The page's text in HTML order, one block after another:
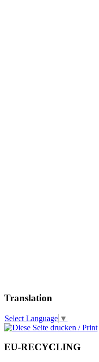
Translation
Select Language ▼
EU-RECYCLING